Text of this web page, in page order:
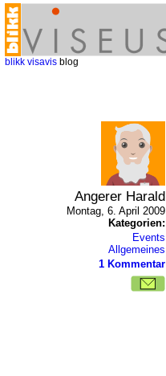
blikk visavis blog
Angerer Harald
Montag, 6. April 2009
Kategorien:
Events
Allgemeines
1 Kommentar